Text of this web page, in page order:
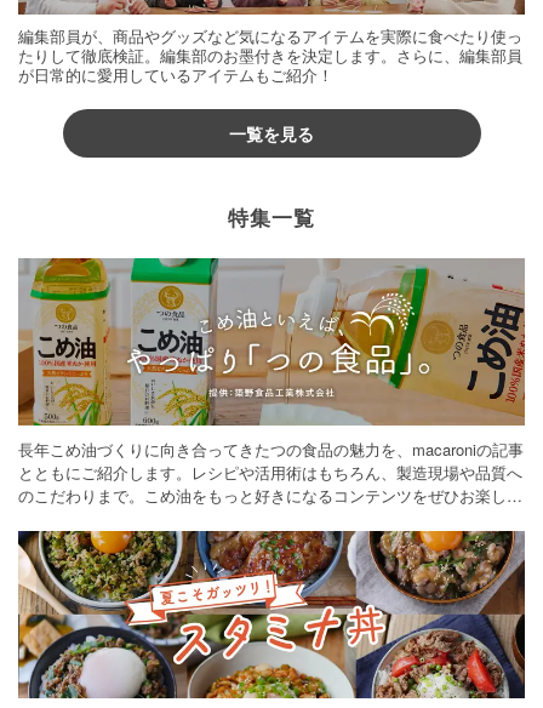
編集部員が、商品やグッズなど気になるアイテムを実際に食べたり使っ
たりして徹底検証。編集部のお墨付きを決定します。さらに、編集部員
が日常的に愛用しているアイテムもご紹介！
一覧を見る
特集一覧
長年こめ油づくりに向き合ってきたつの食品の魅力を、macaroniの記事
とともにご紹介します。レシピや活用術はもちろん、製造現場や品質へ
のこだわりまで。こめ油をもっと好きになるコンテンツをぜひお楽しみ